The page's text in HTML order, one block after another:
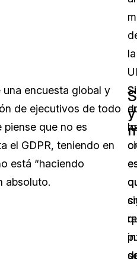
la
encuesta global y
de ejecutivos de todo
piense que no es
el GDPR, teniendo en
está “haciendo
absoluto.
lo
y